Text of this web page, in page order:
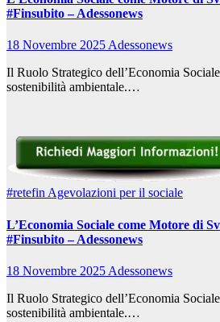
#Finsubito – Adessonews
18 Novembre 2025Adessonews
Il Ruolo Strategico dell’Economia
sostenibilità ambientale.…
#retefinAgevolazioni per il sociale
L’Economia Sociale come Motore di
#Finsubito – Adessonews
18 Novembre 2025 Adessonews
Il Ruolo Strategico dell’Economia
sostenibilità ambientale.…